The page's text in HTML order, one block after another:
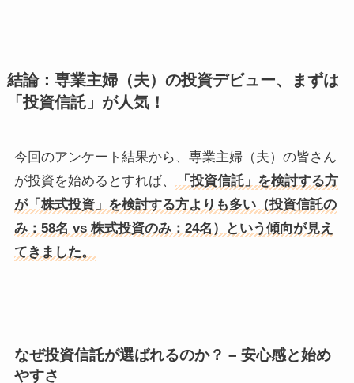
結論：専業主婦（夫）の投資デビュー、まずは
「投資信託」が人気！
今回のアンケート結果から、専業主婦（夫）の皆さん
が投資を始めるとすれば、
「投資信託」を検討する方
が「株式投資」を検討する方よりも多い（投資信託の
み：58名 vs 株式投資のみ：24名）という傾向が見え
てきました。
なぜ投資信託が選ばれるのか？ – 安心感と始め
やすさ